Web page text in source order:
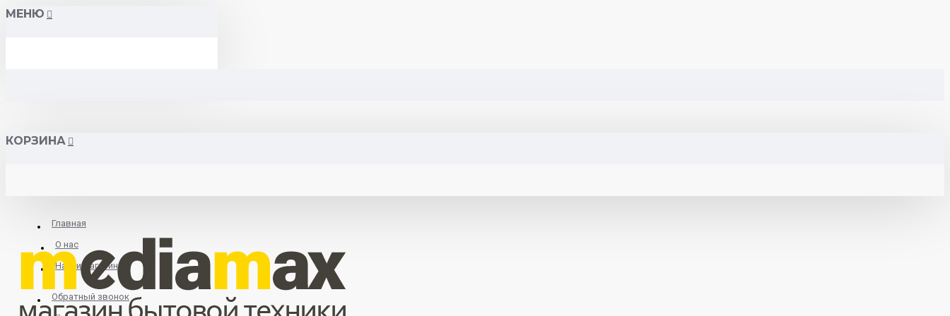
МЕНЮ
КОРЗИНА
Главная
О нас
Найти магазин
Обратный звонок